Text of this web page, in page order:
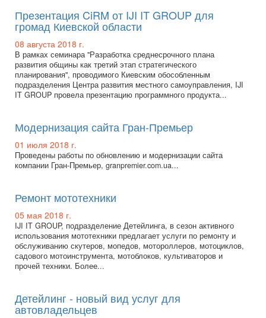
Презентация CiRM от IJI IT GROUP для
громад Киевской области
08 августа 2018 г.
В рамках семинара "Разработка среднесрочного плана
развития общины как третий этап стратегического
планирования", проводимого Киевским обособленным
подразделения Центра развития местного самоуправления, IJI
IT GROUP провела презентацию программного продукта...
Модернизация сайта Гран-Премьер
01 июля 2018 г.
Проведены работы по обновлению и модернизации сайта
компании Гран-Премьер, granpremier.com.ua...
Ремонт мототехники
05 мая 2018 г.
IJI IT GROUP, подразделение Детейлинга, в сезон активного
использования мототехники предлагает услуги по ремонту и
обслуживанию скутеров, мопедов, мотороллеров, мотоциклов,
садового мотоинструмента, мотоблоков, культиваторов и
прочей техники. Более...
Детейлинг - новый вид услуг для
автовладельцев